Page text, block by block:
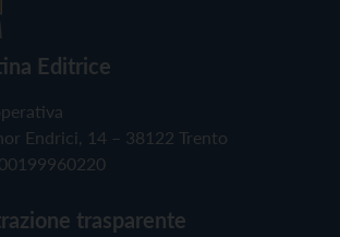
Editrice
Endrici, 14 – 38122 Trento
00199960220
trasparente